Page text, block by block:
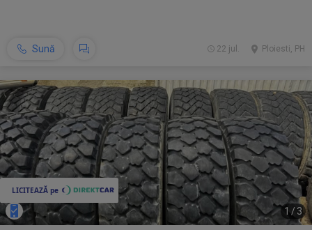
Sună Ploiesti, PH
22 jul.
1 / 3